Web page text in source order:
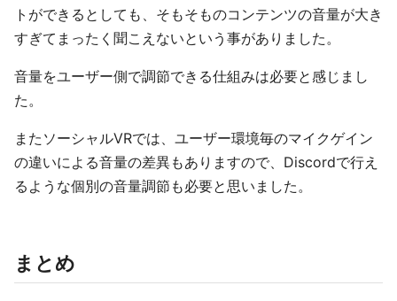
トができるとしても、そもそものコンテンツの音量が大き
すぎてまったく聞こえないという事がありました。
音量をユーザー側で調節できる仕組みは必要と感じまし
た。
またソーシャルVRでは、ユーザー環境毎のマイクゲイン
の違いによる音量の差異もありますので、Discordで行え
るような個別の音量調節も必要と思いました。
まとめ